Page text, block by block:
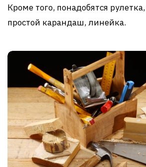
Кроме того, понадобятся
простой карандаш, линейка.